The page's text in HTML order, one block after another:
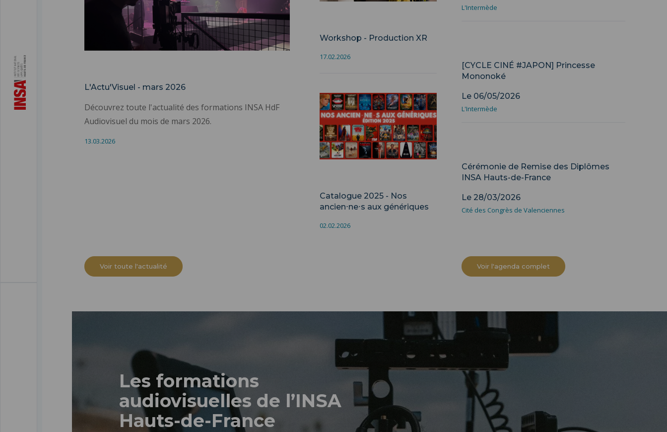
L'Actu'Visuel - mars 2026
Découvrez toute l'actualité des formations INSA HdF
Audiovisuel du mois de mars 2026.
13.03.2026
Workshop - Production XR
17.02.2026
Catalogue 2025 - Nos
ancien⋅ne⋅s aux génériques
02.02.2026
Voir toute l'actualité
L'Intermède
[CYCLE CINÉ #JAPON] Princesse
Mononoké
Le 06/05/2026
L'Intermède
Cérémonie de Remise des Diplômes
INSA Hauts-de-France
Le 28/03/2026
Cité des Congrès de Valenciennes
Voir l'agenda complet
Les formations
audiovisuelles de l’INSA
Hauts-de-France